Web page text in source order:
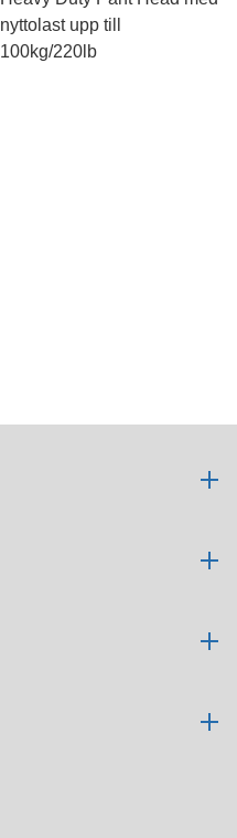
nyttolast upp till
100kg/220lb